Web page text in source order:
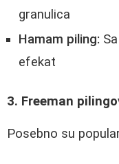
granulica
Hamam piling:
efekat
3. Freeman
Posebno su